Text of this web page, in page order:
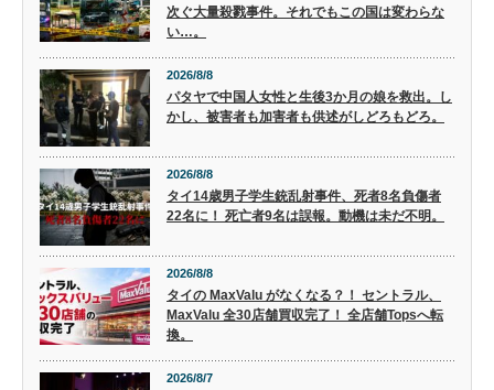
次ぐ大量殺戮事件。それでもこの国は変わらな
い…。
2026/8/8
パタヤで中国人女性と生後3か月の娘を救出。し
かし、被害者も加害者も供述がしどろもどろ。
2026/8/8
タイ14歳男子学生銃乱射事件、死者8名負傷者
22名に！ 死亡者9名は誤報。動機は未だ不明。
2026/8/8
タイの MaxValu がなくなる？！ セントラル、
MaxValu 全30店舗買収完了！ 全店舗Topsへ転
換。
2026/8/7